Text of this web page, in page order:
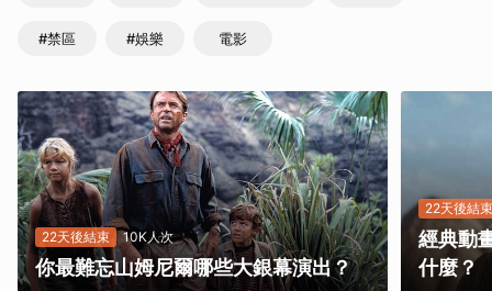
#禁區 #娛樂 電影
22天後結束 10K人次
你最難忘山姆尼爾哪些大銀幕演出？
22天後結束
經典動
什麼？